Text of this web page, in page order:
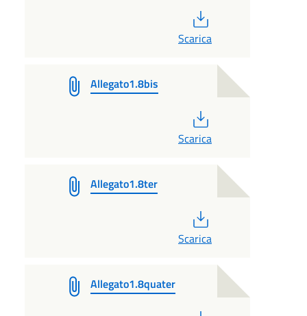
Scarica
Allegato1.8bis
Scarica
Allegato1.8ter
Scarica
Allegato1.8quater